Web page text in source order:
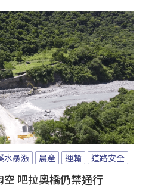
水暴漲 農產 運輸 道路安全
吧拉奧橋仍禁通行